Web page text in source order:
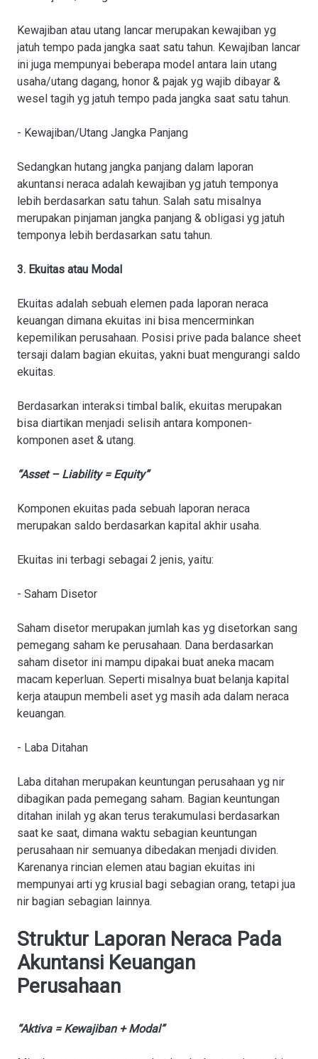
Kewajiban atau utang lancar merupakan kewajiban yg
jatuh tempo pada jangka saat satu tahun. Kewajiban lancar
ini juga mempunyai beberapa model antara lain utang
usaha/utang dagang, honor & pajak yg wajib dibayar &
wesel tagih yg jatuh tempo pada jangka saat satu tahun.
- Kewajiban/Utang Jangka Panjang
Sedangkan hutang jangka panjang dalam laporan
akuntansi neraca adalah kewajiban yg jatuh temponya
lebih berdasarkan satu tahun. Salah satu misalnya
merupakan pinjaman jangka panjang & obligasi yg jatuh
temponya lebih berdasarkan satu tahun.
3. Ekuitas atau Modal
Ekuitas adalah sebuah elemen pada laporan neraca
keuangan dimana ekuitas ini bisa mencerminkan
kepemilikan perusahaan. Posisi prive pada balance sheet
tersaji dalam bagian ekuitas, yakni buat mengurangi saldo
ekuitas.
Berdasarkan interaksi timbal balik, ekuitas merupakan
bisa diartikan menjadi selisih antara komponen-
komponen aset & utang.
“Asset – Liability = Equity”
Komponen ekuitas pada sebuah laporan neraca
merupakan saldo berdasarkan kapital akhir usaha.
Ekuitas ini terbagi sebagai 2 jenis, yaitu:
- Saham Disetor
Saham disetor merupakan jumlah kas yg disetorkan sang
pemegang saham ke perusahaan. Dana berdasarkan
saham disetor ini mampu dipakai buat aneka macam
macam keperluan. Seperti misalnya buat belanja kapital
kerja ataupun membeli aset yg masih ada dalam neraca
keuangan.
- Laba Ditahan
Laba ditahan merupakan keuntungan perusahaan yg nir
dibagikan pada pemegang saham. Bagian keuntungan
ditahan inilah yg akan terus terakumulasi berdasarkan
saat ke saat, dimana waktu sebagian keuntungan
perusahaan nir semuanya dibedakan menjadi dividen.
Karenanya rincian elemen atau bagian ekuitas ini
mempunyai arti yg krusial bagi sebagian orang, tetapi jua
nir bagian sebagian lainnya.
Struktur Laporan Neraca Pada
Akuntansi Keuangan
Perusahaan
“Aktiva = Kewajiban + Modal”